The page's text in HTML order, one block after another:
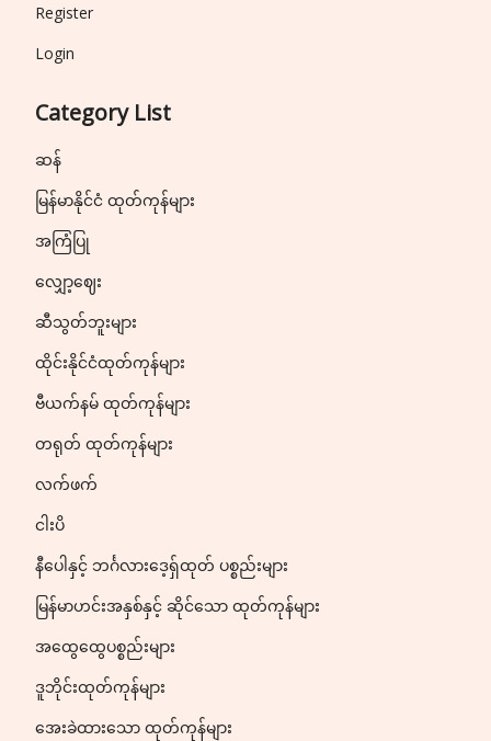
Register
Login
Category List
ဆန်
မြန်မာနိုင်ငံ ထုတ်ကုန်များ
အကြံပြု
လျှော့ဈေး
ဆီသွတ်ဘူးများ
ထိုင်းနိုင်ငံထုတ်ကုန်များ
ဗီယက်နမ် ထုတ်ကုန်များ
တရုတ် ထုတ်ကုန်များ
လက်ဖက်
ငါးပိ
နီပေါနှင့် ဘင်္ဂလားဒေ့ရှ်ထုတ် ပစ္စည်းများ
မြန်မာဟင်းအနှစ်နှင့် ဆိုင်သော ထုတ်ကုန်များ
အထွေထွေပစ္စည်းများ
ဒူဘိုင်းထုတ်ကုန်များ
အေးခဲထားသော ထုတ်ကုန်များ